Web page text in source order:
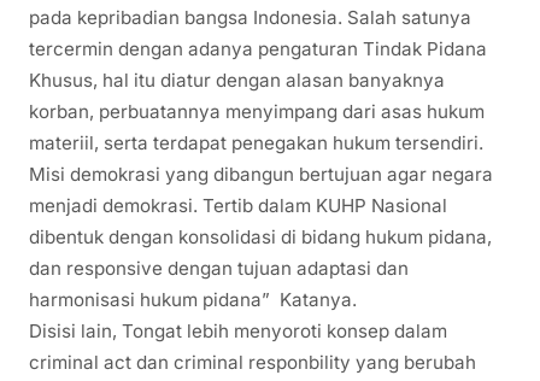
pada kepribadian bangsa Indonesia. Salah satunya
tercermin dengan adanya pengaturan Tindak Pidana
Khusus, hal itu diatur dengan alasan banyaknya
korban, perbuatannya menyimpang dari asas hukum
materiil, serta terdapat penegakan hukum tersendiri.
Misi demokrasi yang dibangun bertujuan agar negara
menjadi demokrasi. Tertib dalam KUHP Nasional
dibentuk dengan konsolidasi di bidang hukum pidana,
dan responsive dengan tujuan adaptasi dan
harmonisasi hukum pidana” Katanya.
Disisi lain, Tongat lebih menyoroti konsep dalam
criminal act dan criminal responbility yang berubah